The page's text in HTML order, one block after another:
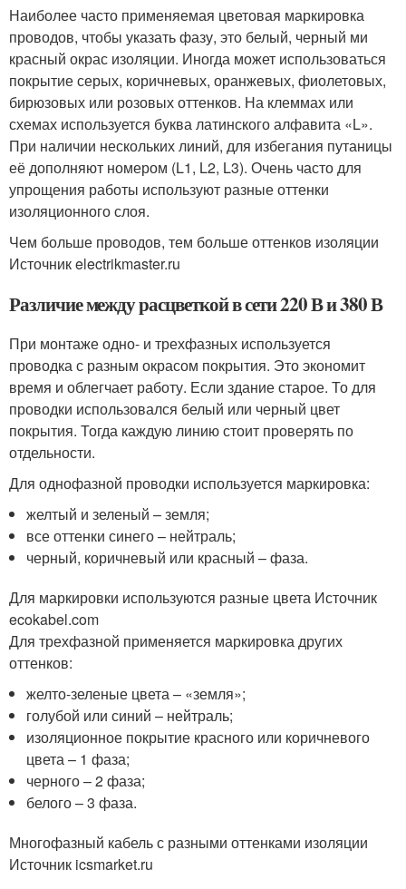
Наиболее часто применяемая цветовая маркировка
проводов, чтобы указать фазу, это белый, черный ми
красный окрас изоляции. Иногда может использоваться
покрытие серых, коричневых, оранжевых, фиолетовых,
бирюзовых или розовых оттенков. На клеммах или
схемах используется буква латинского алфавита «L».
При наличии нескольких линий, для избегания путаницы
её дополняют номером (L1, L2, L3). Очень часто для
упрощения работы используют разные оттенки
изоляционного слоя.
Чем больше проводов, тем больше оттенков изоляции
Источник electrikmaster.ru
Различие между расцветкой в сети 220 В и 380 В
При монтаже одно- и трехфазных используется
проводка с разным окрасом покрытия. Это экономит
время и облегчает работу. Если здание старое. То для
проводки использовался белый или черный цвет
покрытия. Тогда каждую линию стоит проверять по
отдельности.
Для однофазной проводки используется маркировка:
желтый и зеленый – земля;
все оттенки синего – нейтраль;
черный, коричневый или красный – фаза.
Для маркировки используются разные цвета Источник
ecokabel.com
Для трехфазной применяется маркировка других
оттенков:
желто-зеленые цвета – «земля»;
голубой или синий – нейтраль;
изоляционное покрытие красного или коричневого
цвета – 1 фаза;
черного – 2 фаза;
белого – 3 фаза.
Многофазный кабель с разными оттенками изоляции
Источник icsmarket.ru